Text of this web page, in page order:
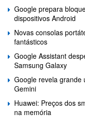
Google prepara
dispositivos Android
Novas consolas
fantásticos
Google Assistant
Samsung Galaxy
Google revela grande
Gemini
Huawei: Preços dos
na memória